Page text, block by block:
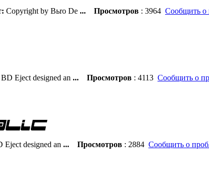
Copyright by Bьro De ... Просмотров : 3964 Сообщить о
BD Eject designed an ... Просмотров : 4113 Сообщить о
Eject designed an ... Просмотров : 2884 Сообщить о